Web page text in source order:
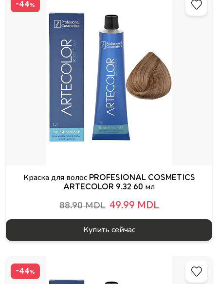
-44%
Краска для волос PROFESIONAL COSMETICS
ARTECOLOR 9.32 60 мл
88.90 MDL 49.99 MDL
Купить сейчас
-44%